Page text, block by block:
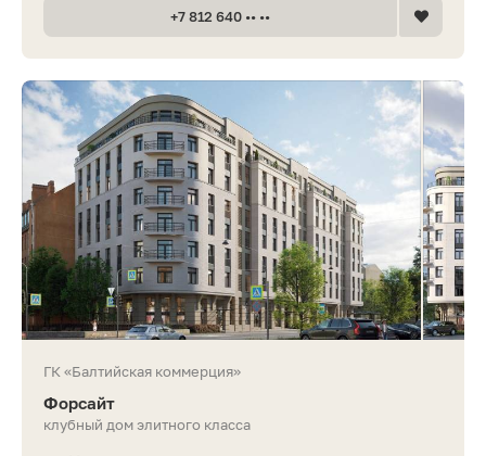
+7 812 640 •• ••
ГК «Балтийская коммерция»
Форсайт
клубный дом элитного класса